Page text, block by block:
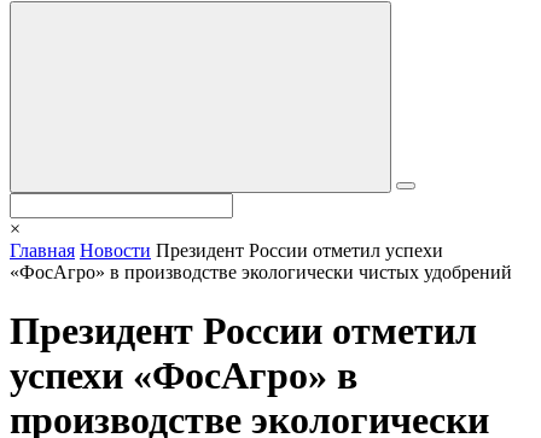
×
Главная Новости Президент России отметил успехи
«ФосАгро» в производстве экологически чистых удобрений
Президент России отметил
успехи «ФосАгро» в
производстве экологически